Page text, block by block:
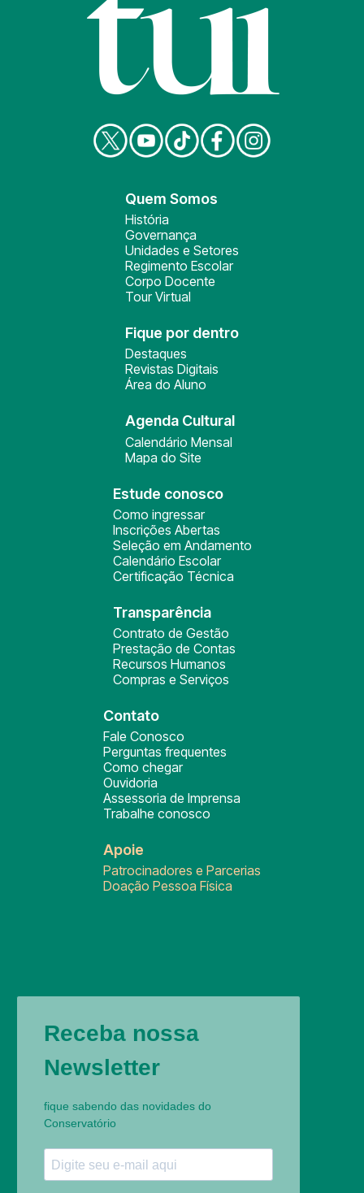
Quem Somos
História
Governança
Unidades e Setores
Regimento Escolar
Corpo Docente
Tour Virtual
Fique por dentro
Destaques
Revistas Digitais
Área do Aluno
Agenda Cultural
Calendário Mensal
Mapa do Site
Estude conosco
Como ingressar
Inscrições Abertas
Seleção em Andamento
Calendário Escolar
Certificação Técnica
Transparência
Contrato de Gestão
Prestação de Contas
Recursos Humanos
Compras e Serviços
Contato
Fale Conosco
Perguntas frequentes
Como chegar
Ouvidoria
Assessoria de Imprensa
Trabalhe conosco
Apoie
Patrocinadores e Parcerias
Doação Pessoa Física